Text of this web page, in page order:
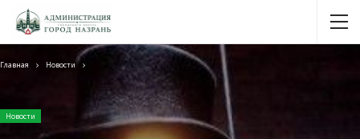
Главная Новости
Новости